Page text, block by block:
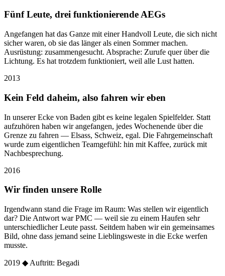
Fünf Leute, drei funktionierende AEGs
Angefangen hat das Ganze mit einer Handvoll Leute, die sich nicht
sicher waren, ob sie das länger als einen Sommer machen.
Ausrüstung: zusammengesucht. Absprache: Zurufe quer über die
Lichtung. Es hat trotzdem funktioniert, weil alle Lust hatten.
2013
Kein Feld daheim, also fahren wir eben
In unserer Ecke von Baden gibt es keine legalen Spielfelder. Statt
aufzuhören haben wir angefangen, jedes Wochenende über die
Grenze zu fahren — Elsass, Schweiz, egal. Die Fahrgemeinschaft
wurde zum eigentlichen Teamgefühl: hin mit Kaffee, zurück mit
Nachbesprechung.
2016
Wir finden unsere Rolle
Irgendwann stand die Frage im Raum: Was stellen wir eigentlich
dar? Die Antwort war PMC — weil sie zu einem Haufen sehr
unterschiedlicher Leute passt. Seitdem haben wir ein gemeinsames
Bild, ohne dass jemand seine Lieblingsweste in die Ecke werfen
musste.
2019 ◆ Auftritt: Begadi